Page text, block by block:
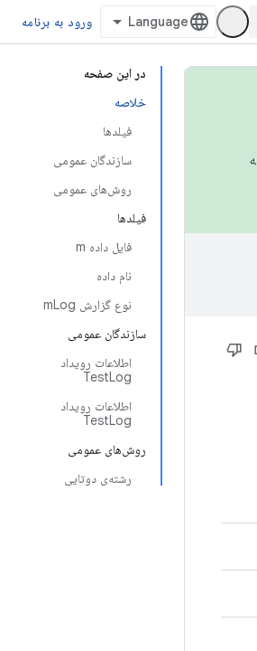
ورود به برنامه
در این صفحه
خلاصه
فیلدها
سازندگان عمومی
روش‌های عمومی
فیلدها
فایل داده m
نام داده
نوع گزارش mLog
سازندگان عمومی
اطلاعات رویداد
TestLog
اطلاعات رویداد
TestLog
روش‌های عمومی
رشته‌ی دوتایی